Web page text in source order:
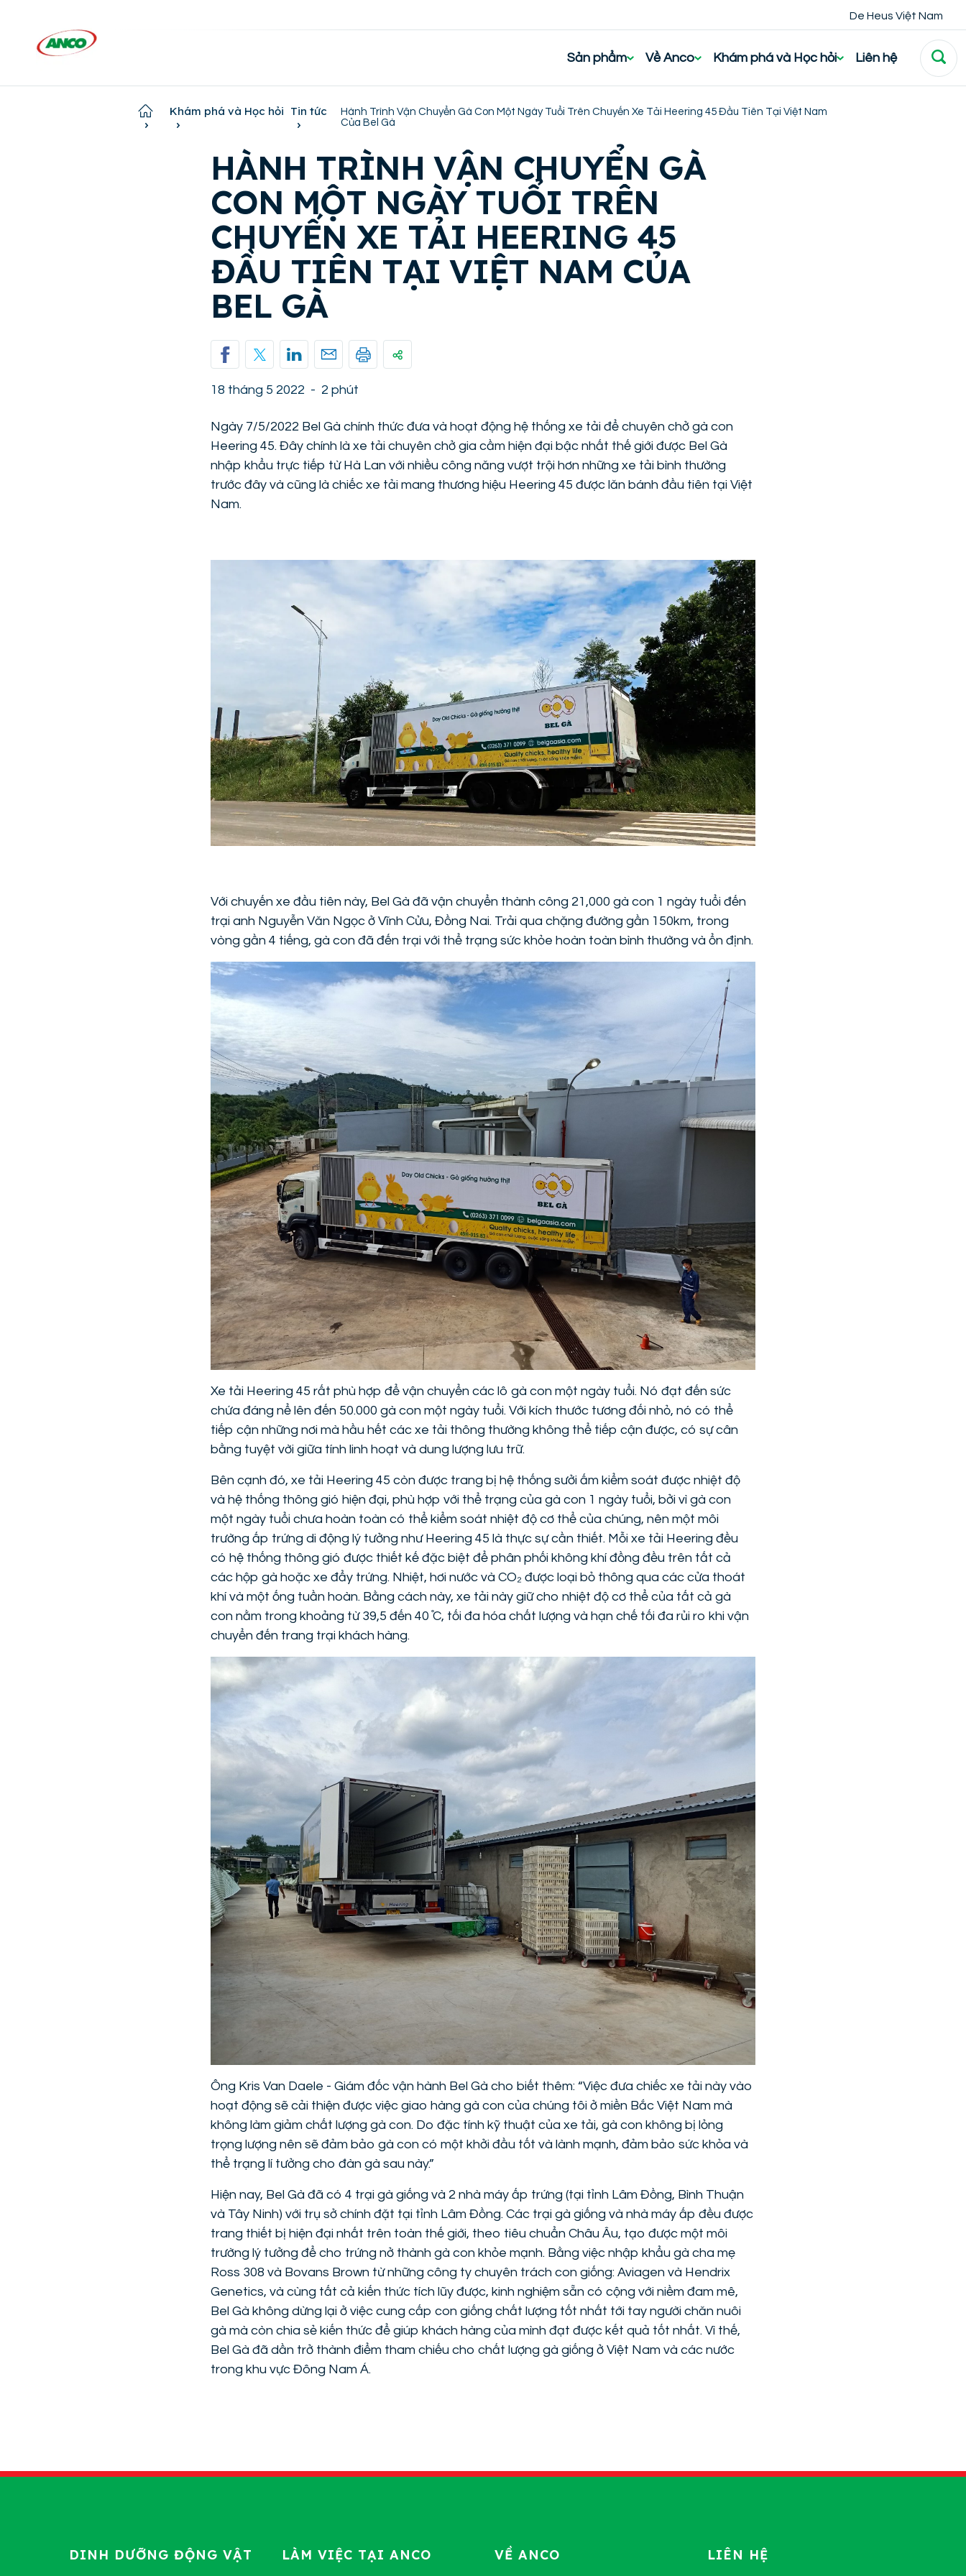
De Heus Việt Nam
Sản phẩm Về Anco Khám phá và Học hỏi Liên hệ
Home Khám phá và Học hỏi Tin tức
Hành Trình Vận Chuyển Gà Con Một Ngày Tuổi Trên Chuyến Xe Tải Heering 45 Đầu Tiên Tại Việt Nam
Của Bel Gà
HÀNH TRÌNH VẬN CHUYỂN GÀ
CON MỘT NGÀY TUỔI TRÊN
CHUYẾN XE TẢI HEERING 45
ĐẦU TIÊN TẠI VIỆT NAM CỦA
BEL GÀ
18 tháng 5 2022 - 2 phút
Ngày 7/5/2022 Bel Gà chính thức đưa và hoạt động hệ thống xe tải để chuyên chở gà con
Heering 45. Đây chính là xe tải chuyên chở gia cầm hiện đại bậc nhất thế giới được Bel Gà
nhập khẩu trực tiếp từ Hà Lan với nhiều công năng vượt trội hơn những xe tải bình thường
trước đây và cũng là chiếc xe tải mang thương hiệu Heering 45 được lăn bánh đầu tiên tại Việt
Nam.
Với chuyến xe đầu tiên này, Bel Gà đã vận chuyển thành công 21,000 gà con 1 ngày tuổi đến
trại anh Nguyễn Văn Ngọc ở Vĩnh Cửu, Đồng Nai. Trải qua chặng đường gần 150km, trong
vòng gần 4 tiếng, gà con đã đến trại với thể trạng sức khỏe hoàn toàn bình thường và ổn định.
Xe tải Heering 45 rất phù hợp để vận chuyển các lô gà con một ngày tuổi. Nó đạt đến sức
chứa đáng nể lên đến 50.000 gà con một ngày tuổi. Với kích thước tương đối nhỏ, nó có thể
tiếp cận những nơi mà hầu hết các xe tải thông thường không thể tiếp cận được, có sự cân
bằng tuyệt vời giữa tính linh hoạt và dung lượng lưu trữ.
Bên cạnh đó, xe tải Heering 45 còn được trang bị hệ thống sưởi ấm kiểm soát được nhiệt độ
và hệ thống thông gió hiện đại, phù hợp với thể trạng của gà con 1 ngày tuổi, bởi vì gà con
một ngày tuổi chưa hoàn toàn có thể kiểm soát nhiệt độ cơ thể của chúng, nên một môi
trường ấp trứng di động lý tưởng như Heering 45 là thực sự cần thiết. Mỗi xe tải Heering đều
có hệ thống thông gió được thiết kế đặc biệt để phân phối không khí đồng đều trên tất cả
các hộp gà hoặc xe đẩy trứng. Nhiệt, hơi nước và CO₂ được loại bỏ thông qua các cửa thoát
khí và một ống tuần hoàn. Bằng cách này, xe tải này giữ cho nhiệt độ cơ thể của tất cả gà
con nằm trong khoảng từ 39,5 đến 40 ̊C, tối đa hóa chất lượng và hạn chế tối đa rủi ro khi vận
chuyển đến trang trại khách hàng.
Ông Kris Van Daele - Giám đốc vận hành Bel Gà cho biết thêm: “Việc đưa chiếc xe tải này vào
hoạt động sẽ cải thiện được việc giao hàng gà con của chúng tôi ở miền Bắc Việt Nam mà
không làm giảm chất lượng gà con. Do đặc tính kỹ thuật của xe tải, gà con không bị lỏng
trọng lượng nên sẽ đảm bảo gà con có một khởi đầu tốt và lành mạnh, đảm bảo sức khỏa và
thể trạng lí tưởng cho đàn gà sau này.”
Hiện nay, Bel Gà đã có 4 trại gà giống và 2 nhà máy ấp trứng (tại tỉnh Lâm Đồng, Bình Thuận
và Tây Ninh) với trụ sở chính đặt tại tỉnh Lâm Đồng. Các trại gà giống và nhà máy ấp đều được
trang thiết bị hiện đại nhất trên toàn thế giới, theo tiêu chuẩn Châu Âu, tạo được một môi
trường lý tưởng để cho trứng nở thành gà con khỏe mạnh. Bằng việc nhập khẩu gà cha mẹ
Ross 308 và Bovans Brown từ những công ty chuyên trách con giống: Aviagen và Hendrix
Genetics, và cùng tất cả kiến thức tích lũy được, kinh nghiệm sẵn có cộng với niềm đam mê,
Bel Gà không dừng lại ở việc cung cấp con giống chất lượng tốt nhất tới tay người chăn nuôi
gà mà còn chia sẻ kiến thức để giúp khách hàng của mình đạt được kết quả tốt nhất. Vì thế,
Bel Gà đã dần trở thành điểm tham chiếu cho chất lượng gà giống ở Việt Nam và các nước
trong khu vực Đông Nam Á.
DINH DƯỠNG ĐỘNG VẬT LÀM VIỆC TẠI ANCO VỀ ANCO LIÊN HỆ